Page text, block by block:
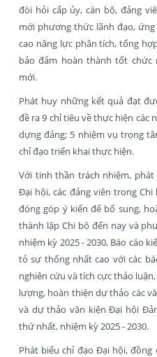
đòi hỏi cấp ủy, cán bộ, đảng
mới phương thức lãnh đạo,
cao năng lực phân tích, tổng
bảo đảm hoàn thành tốt
mới.
Phát huy những kết quả đạt
đề ra 9 chỉ tiêu về thực hiện các
dựng đảng; 5 nhiệm vụ trọng
chỉ đạo triển khai thực hiện.
Với tinh thần trách nhiệm,
Đại hội, các đảng viên trong
đóng góp ý kiến để bổ sung,
thành lập Chi bộ đến nay và
nhiệm kỳ 2025 - 2030, Báo cáo
tỏ sự thống nhất cao với các
nghiên cứu và tích cực thảo
lượng, hoàn thiện dự thảo các
và dự thảo văn kiện Đại hội
thứ nhất, nhiệm kỳ 2025 - 2030.
Phát biểu chỉ đạo Đại hội, đồng